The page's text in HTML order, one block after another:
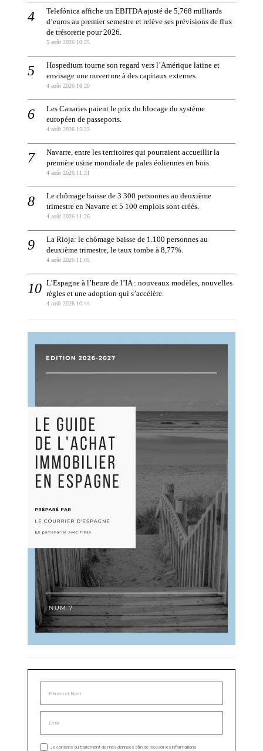
Telefónica affiche un EBITDA ajusté de 5,768 milliards
d’euros au premier semestre et relève ses prévisions de flux
de trésorerie pour 2026.
5 août 2026 10:25
Hospedium tourne son regard vers l’Amérique latine et
envisage une ouverture à des capitaux externes.
4 août 2026 16:20
Les Canaries paient le prix du blocage du système
européen de passeports.
4 août 2026 15:23
Navarre, entre les territoires qui pourraient accueillir la
première usine mondiale de pales éoliennes en bois.
4 août 2026 11:31
Le chômage baisse de 3 300 personnes au deuxième
trimestre en Navarre et 5 100 emplois sont créés.
4 août 2026 11:26
La Rioja: le chômage baisse de 1.100 personnes au
deuxième trimestre, le taux tombe à 8,77%.
4 août 2026 11:05
L’Espagne à l’heure de l’IA : nouveaux modèles, nouvelles
règles et une adoption qui s’accélère.
4 août 2026 10:44
Je consens au traitement de mes données afin de recevoir les informations